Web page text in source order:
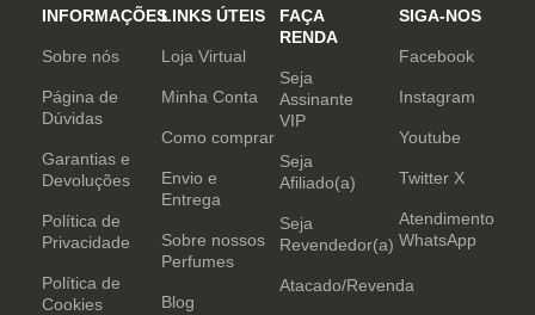
e determinação.
INFORMAÇÕES
Sobre nós
Página de
Dúvidas
Garantias e
Devoluções
Política de
Privacidade
Política de
Cookies
LINKS ÚTEIS
Loja Virtual
Minha Conta
Como comprar
Envio e
Entrega
Sobre nossos
Perfumes
Blog
FAÇA
RENDA
Seja
Assinante
VIP
Seja
Afiliado(a)
Seja
Revendedor(a)
Atacado/Revenda
SIGA-NOS
Facebook
Instagram
Youtube
Twitter X
Atendimento
WhatsApp